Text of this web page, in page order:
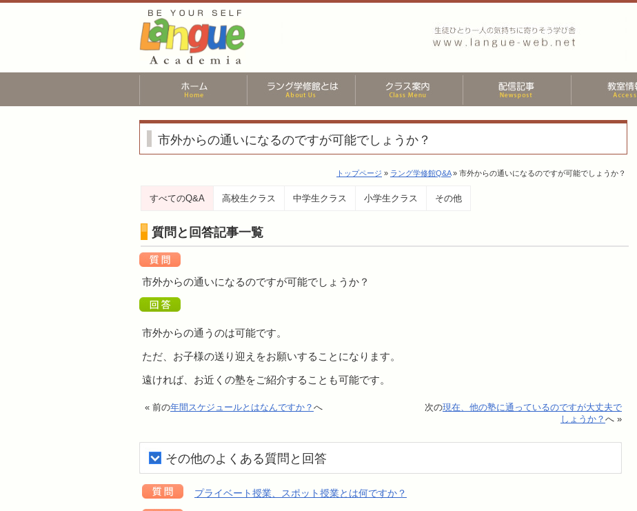
市外からの通いになるのですが可能でしょうか？
トップページ » ラング学修館Q&A» 市外からの通いになるのですが可能でしょうか？
すべてのQ&A 高校生クラス 中学生クラス 小学生クラス その他
質問と回答記事一覧
市外からの通いになるのですが可能でしょうか？
市外からの通うのは可能です。
ただ、お子様の送り迎えをお願いすることになります。
遠ければ、お近くの塾をご紹介することも可能です。
« 前の年間スケジュールとはなんですか？ へ 次の現在、他の塾に通っているのですが大丈夫で
しょうか？ へ »
その他のよくある質問と回答
プライベート授業、スポット授業とは何ですか？